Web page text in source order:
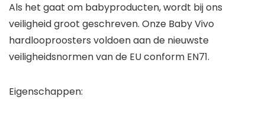
Als het gaat om babyproducten, wordt bij ons
veiligheid groot geschreven. Onze Baby Vivo
hardlooproosters voldoen aan de nieuwste
veiligheidsnormen van de EU conform EN71.
Eigenschappen: